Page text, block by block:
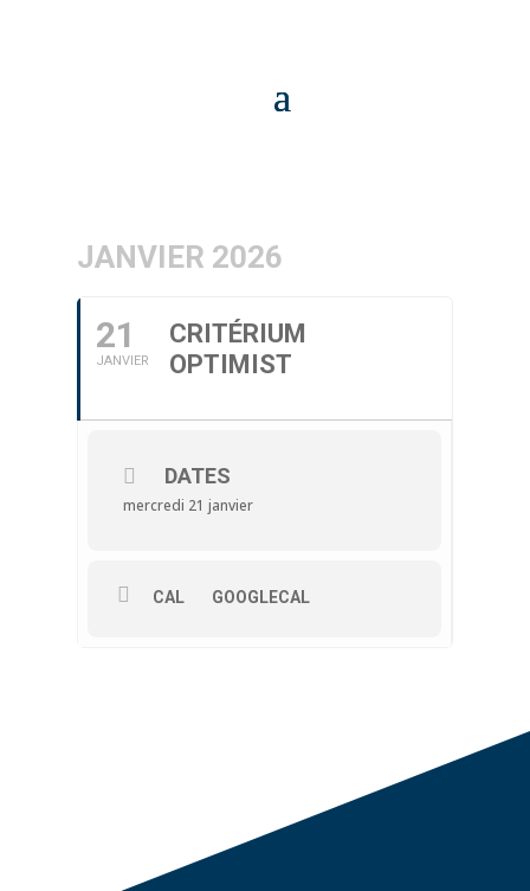
JANVIER 2026
21
JANVIER
CRITÉRIUM
OPTIMIST
DATES
mercredi 21 janvier
CAL GOOGLECAL